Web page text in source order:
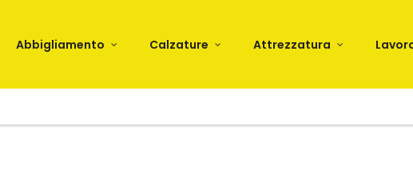
Abbigliamento Calzature Attrezzatura